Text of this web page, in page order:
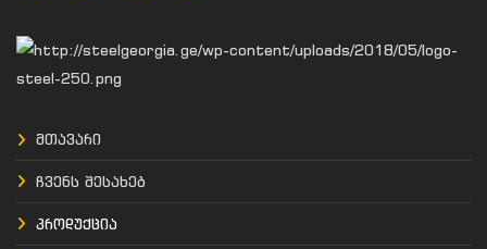
მთავარი
ჩვენს შესახებ
პროდუქცია